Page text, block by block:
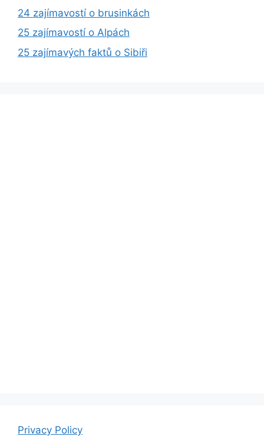
24 zajímavostí o brusinkách
25 zajímavostí o Alpách
25 zajímavých faktů o Sibiři
Privacy Policy